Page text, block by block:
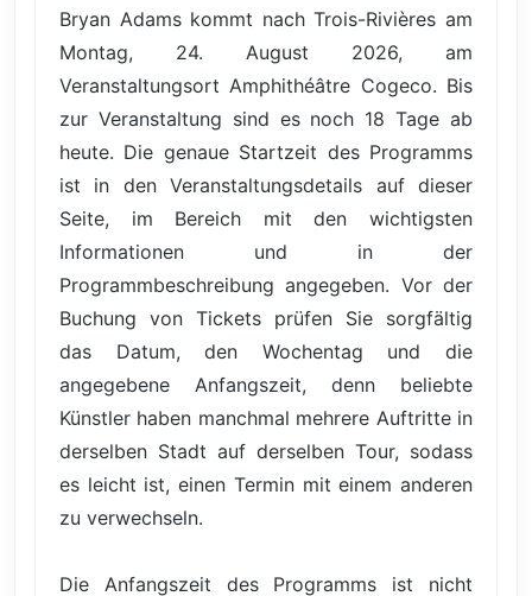
Bryan Adams kommt nach Trois-Rivières am
Montag, 24. August 2026, am
Veranstaltungsort Amphithéâtre Cogeco. Bis
zur Veranstaltung sind es noch 18 Tage ab
heute. Die genaue Startzeit des Programms
ist in den Veranstaltungsdetails auf dieser
Seite, im Bereich mit den wichtigsten
Informationen und in der
Programmbeschreibung angegeben. Vor der
Buchung von Tickets prüfen Sie sorgfältig
das Datum, den Wochentag und die
angegebene Anfangszeit, denn beliebte
Künstler haben manchmal mehrere Auftritte in
derselben Stadt auf derselben Tour, sodass
es leicht ist, einen Termin mit einem anderen
zu verwechseln.
Die Anfangszeit des Programms ist nicht